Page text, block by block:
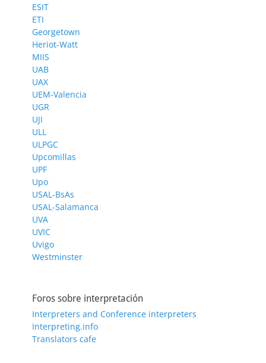
ESIT
ETI
Georgetown
Heriot-Watt
MIIS
UAB
UAX
UEM-Valencia
UGR
UJI
ULL
ULPGC
Upcomillas
UPF
Upo
USAL-BsAs
USAL-Salamanca
UVA
UVIC
Uvigo
Westminster
Foros sobre interpretación
Interpreters and Conference interpreters
Interpreting.info
Translators cafe